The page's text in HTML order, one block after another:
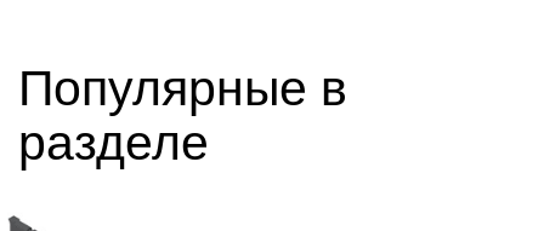
Популярные в
разделе